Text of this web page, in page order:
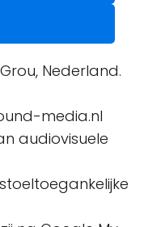
Nederland.
media.nl
audiovisuele